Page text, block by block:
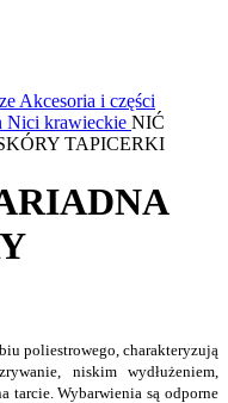
Akcesoria i części
Nici krawieckie NIĆ
TAPICERKI
poliestrowego, charakteryzują
niskim wydłużeniem,
tarcie. Wybarwienia są odporne